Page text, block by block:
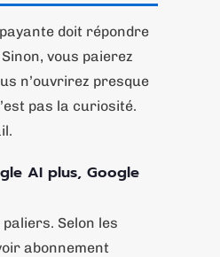
doit répondre
vous paierez
n’ouvrirez presque
pas la curiosité.
AI plus, Google
Selon les
abonnement